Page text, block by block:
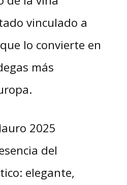
vinculado a
lo convierte en
más
2025
del
elegante,